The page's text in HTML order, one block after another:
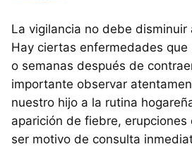
La vigilancia no debe disminuir
Hay ciertas enfermedades
o semanas después de
importante observar
nuestro hijo a la rutina
aparición de fiebre,
ser motivo de consulta